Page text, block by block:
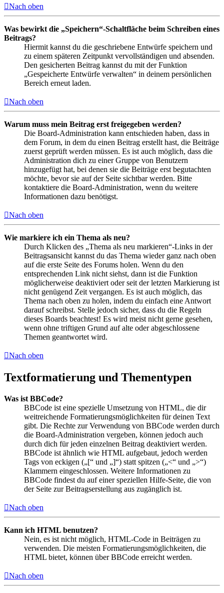
Nach oben
Was bewirkt die „Speichern“-Schaltfläche beim Schreiben eines
Beitrags?
Hiermit kannst du die geschriebene Entwürfe speichern und
zu einem späteren Zeitpunkt vervollständigen und absenden.
Den gesicherten Beitrag kannst du mit der Funktion
„Gespeicherte Entwürfe verwalten“ in deinem persönlichen
Bereich erneut laden.
Nach oben
Warum muss mein Beitrag erst freigegeben werden?
Die Board-Administration kann entschieden haben, dass in
dem Forum, in dem du einen Beitrag erstellt hast, die Beiträge
zuerst geprüft werden müssen. Es ist auch möglich, dass die
Administration dich zu einer Gruppe von Benutzern
hinzugefügt hat, bei denen sie die Beiträge erst begutachten
möchte, bevor sie auf der Seite sichtbar werden. Bitte
kontaktiere die Board-Administration, wenn du weitere
Informationen dazu benötigst.
Nach oben
Wie markiere ich ein Thema als neu?
Durch Klicken des „Thema als neu markieren“-Links in der
Beitragsansicht kannst du das Thema wieder ganz nach oben
auf die erste Seite des Forums holen. Wenn du den
entsprechenden Link nicht siehst, dann ist die Funktion
möglicherweise deaktiviert oder seit der letzten Markierung ist
nicht genügend Zeit vergangen. Es ist auch möglich, das
Thema nach oben zu holen, indem du einfach eine Antwort
darauf schreibst. Stelle jedoch sicher, dass du die Regeln
dieses Boards beachtest! Es wird meist nicht gerne gesehen,
wenn ohne triftigen Grund auf alte oder abgeschlossene
Themen geantwortet wird.
Nach oben
Textformatierung und Thementypen
Was ist BBCode?
BBCode ist eine spezielle Umsetzung von HTML, die dir
weitreichende Formatierungsmöglichkeiten für deinen Text
gibt. Die Rechte zur Verwendung von BBCode werden durch
die Board-Administration vergeben, können jedoch auch
durch dich für jeden einzelnen Beitrag deaktiviert werden.
BBCode ist ähnlich wie HTML aufgebaut, jedoch werden
Tags von eckigen („[“ und „]“) statt spitzen („<“ und „>“)
Klammern eingeschlossen. Weitere Informationen zu
BBCode findest du auf einer speziellen Hilfe-Seite, die von
der Seite zur Beitragserstellung aus zugänglich ist.
Nach oben
Kann ich HTML benutzen?
Nein, es ist nicht möglich, HTML-Code in Beiträgen zu
verwenden. Die meisten Formatierungsmöglichkeiten, die
HTML bietet, können über BBCode erreicht werden.
Nach oben